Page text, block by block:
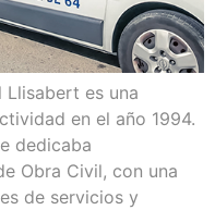
Llisabert es una
en el año 1994.
dedicaba
Obra Civil, con una
de servicios y